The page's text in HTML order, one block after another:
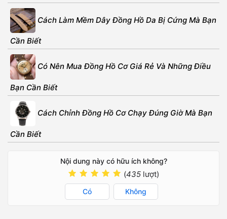
Cách Làm Mềm Dây Đồng Hồ Da Bị Cứng Mà Bạn
Cần Biết
Có Nên Mua Đồng Hồ Cơ Giá Rẻ Và Những Điều
Bạn Cần Biết
Cách Chỉnh Đồng Hồ Cơ Chạy Đúng Giờ Mà Bạn
Cần Biết
Nội dung này có hữu ích không?
(435 lượt)
Có Không